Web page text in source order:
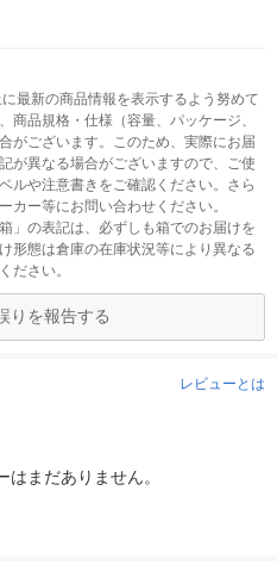
最新の商品情報を表示するよう努めて
商品規格・仕様（容量、パッケージ、
がございます。このため、実際にお届
が異なる場合がございますので、ご使
ルや注意書きをご確認ください。さら
カー等にお問い合わせください。
」の表記は、必ずしも箱でのお届けを
形態は倉庫の在庫状況等により異なる
ださい。
りを報告する
レビューとは
まだありません。